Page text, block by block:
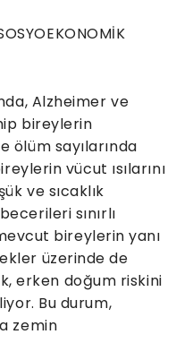
Alzheimer ve
bireylerin
ölüm sayılarında
vücut ısılarını
ve sıcaklık
sınırlı
bireylerin yanı
üzerinde de
erken doğum riskini
Bu durum,
zemin